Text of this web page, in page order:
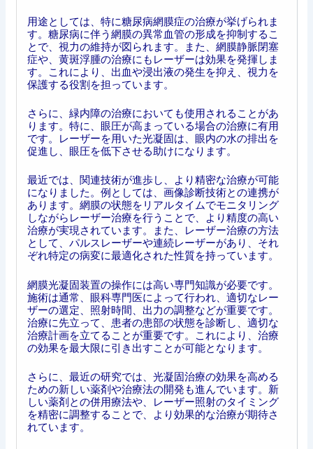
用途としては、特に糖尿病網膜症の治療が挙げられま
す。糖尿病に伴う網膜の異常血管の形成を抑制するこ
とで、視力の維持が図られます。また、網膜静脈閉塞
症や、黄斑浮腫の治療にもレーザーは効果を発揮しま
す。これにより、出血や浸出液の発生を抑え、視力を
保護する役割を担っています。
さらに、緑内障の治療においても使用されることがあ
ります。特に、眼圧が高まっている場合の治療に有用
です。レーザーを用いた光凝固は、眼内の水の排出を
促進し、眼圧を低下させる助けになります。
最近では、関連技術が進歩し、より精密な治療が可能
になりました。例としては、画像診断技術との連携が
あります。網膜の状態をリアルタイムでモニタリング
しながらレーザー治療を行うことで、より精度の高い
治療が実現されています。また、レーザー治療の方法
として、パルスレーザーや連続レーザーがあり、それ
ぞれ特定の病変に最適化された性質を持っています。
網膜光凝固装置の操作には高い専門知識が必要です。
施術は通常、眼科専門医によって行われ、適切なレー
ザーの選定、照射時間、出力の調整などが重要です。
治療に先立って、患者の患部の状態を診断し、適切な
治療計画を立てることが重要です。これにより、治療
の効果を最大限に引き出すことが可能となります。
さらに、最近の研究では、光凝固治療の効果を高める
ための新しい薬剤や治療法の開発も進んでいます。新
しい薬剤との併用療法や、レーザー照射のタイミング
を精密に調整することで、より効果的な治療が期待さ
れています。